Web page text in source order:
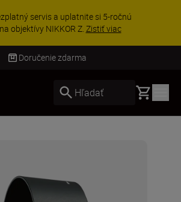
servis a uplatnite si 5-ročnú
objektívy NIKKOR Z. Zistiť viac
Doručenie zdarma
Hľadať Basket